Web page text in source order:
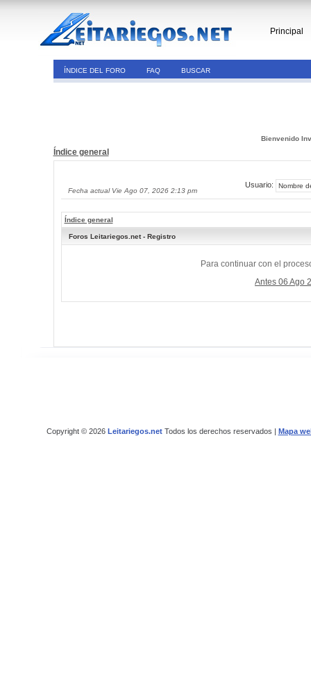
Principal
ÍNDICE DEL FORO FAQ BUSCAR
Bienvenido
Índice general
Fecha actual Vie Ago 07, 2026 2:13 pm
Usuario:
Índice general
Foros Leitariegos.net - Registro
Para continuar con el
Antes 06 Ago
Copyright © 2026 Leitariegos.netTodos los derechos reservados | Mapa